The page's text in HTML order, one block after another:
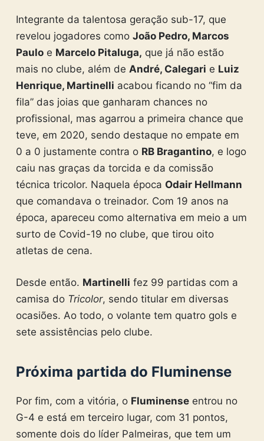
Integrante da talentosa geração sub-17, que
revelou jogadores como João Pedro, Marcos
Pauloe Marcelo Pitaluga, que já não estão
mais no clube, além de André, Calegari e Luiz
Henrique, Martinelli acabou ficando no “fim da
fila” das joias que ganharam chances no
profissional, mas agarrou a primeira chance que
teve, em 2020, sendo destaque no empate em
0 a 0 justamente contra o RB Bragantino, e logo
caiu nas graças da torcida e da comissão
técnica tricolor. Naquela época Odair Hellmann
que comandava o treinador. Com 19 anos na
época, apareceu como alternativa em meio a um
surto de Covid-19 no clube, que tirou oito
atletas de cena.
Desde então. Martinelli fez 99 partidas com a
camisa do Tricolor, sendo titular em diversas
ocasiões. Ao todo, o volante tem quatro gols e
sete assistências pelo clube.
Próxima partida do Fluminense
Por fim, com a vitória, o Fluminenseentrou no
G-4 e está em terceiro lugar, com 31 pontos,
somente dois do líder Palmeiras, que tem um